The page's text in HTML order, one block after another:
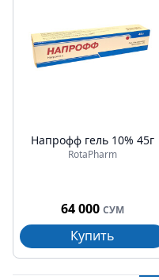
Напрофф гель 10% 45г
RotaPharm
64 000 СУМ
Купить